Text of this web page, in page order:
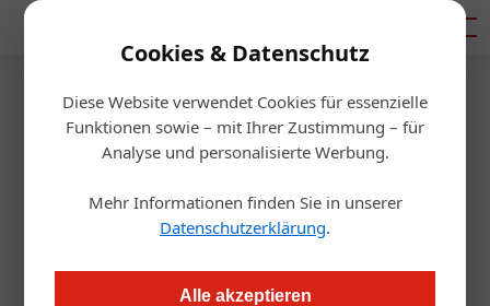
Cookies & Datenschutz
Diese Website verwendet Cookies für essenzielle
Funktionen sowie – mit Ihrer Zustimmung – für
Analyse und personalisierte Werbung.
Mehr Informationen finden Sie in unserer
Datenschutzerklärung.
Alle akzeptieren
Startseite/Gastro & Hotel
Welche Alternativen gibt es zu
mjam und Co?